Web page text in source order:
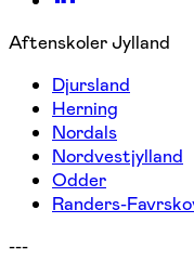
Aftenskoler Jylland
Djursland
Herning
Nordals
Nordvestjylland
Odder
Randers-
---